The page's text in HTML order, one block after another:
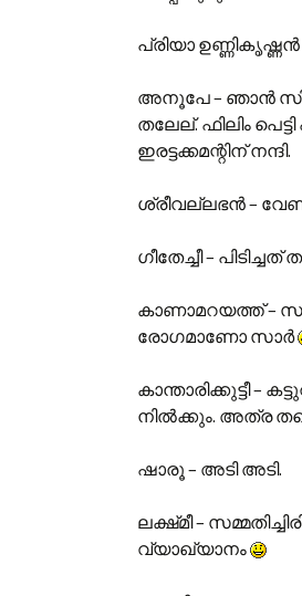
പ്രിയാ ഉണ്ണികൃഷ്ണന്‍
അനൂപേ – ഞാന്‍
തലേല്. ഫിലിം
ഇരട്ടക്കമന്റിന് നന്ദി.
ശ്രീവല്ലഭന്‍ –
ഗീതേച്ചീ – പിടിച്ചത്
കാണാമറയത്ത് –
രോഗമാണോ സാര്‍
കാന്താരിക്കുട്ടീ –
നില്‍ക്കും. അത്ര
ഷാരൂ – അടി അടി.
ലക്ഷ്‌മീ –
വ്യാഖ്യാനം